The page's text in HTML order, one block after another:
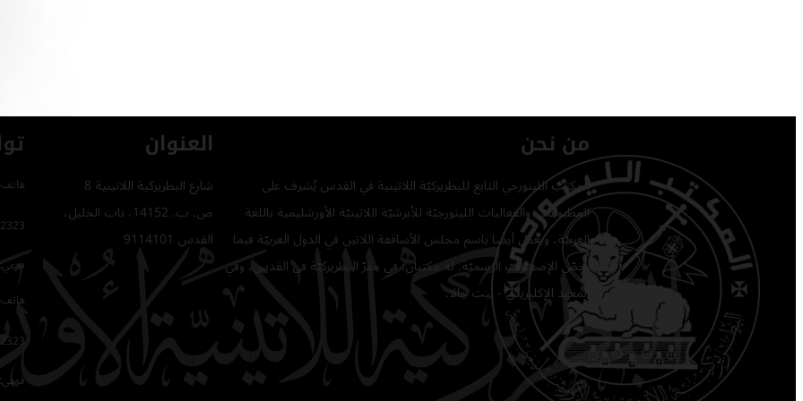
من نحن
المكتب الليتورجي التابع للبطريركيّة اللاتينية في القدس يُشرف على
المطبوعات والفعاليات الليتورجيّة للأبرشيّة اللاتينيّة الأورشليمية باللغة
العربيّة، ويعمل أيضًا باسم مجلس الأساقفة اللاتين في الدول العربيّة فيما
يخصّ الإصدارات الرسميّة. له مكتبان: في مقرّ البطريركيّة في القدس، وفي
المعهد الإكليريكي - بيت جالا.
العنوان
شارع البطريركية اللاتينية 8
ص. ب. 14152، باب الخليل،
القدس 9114101
فرعي: 464
فرعي: 216